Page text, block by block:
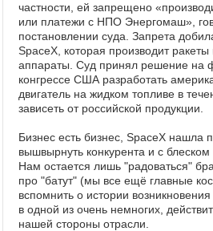
Фототоп
Видеотоп
частности, ей запрещено
или платежи с НПО Энергомаш»,
постановлении суда. Запрета
SpaceX, которая производит ракеты
аппараты. Суд принял решение на
конгрессе США разработать
двигатель на жидком топливе в
зависеть от российской продукции.
Бизнес есть бизнес, SpaceX нашла
вышвырнуть конкурента и с
Нам остается лишь "радоваться"
про "батут" (мы все ещё главные
вспомнить о истории
в одной из очень немногих,
нашей стороны отрасли.